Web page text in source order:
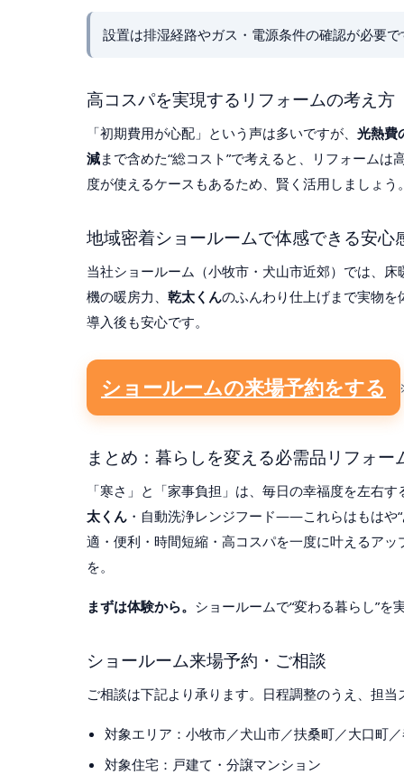
設置は排湿経路やガス・電源条件の確認が必要
高コスパを実現するリフォームの考え方
「初期費用が心配」という声は多いですが、 光熱費
減まで含めた“総コスト”で考えると、リフォーム
度が使えるケースもあるため、賢く活用しましょう
地域密着ショールームで体感できる安心
当社ショールーム（小牧市・犬山市近郊）では、床
機の暖房力、 乾太くんのふんわり仕上げまで実物
導入後も安心です。
ショールームの来場予約をする
まとめ：暮らしを変える必需品リフォー
「寒さ」と「家事負担」は、毎日の幸福度を左右
太くん ・自動洗浄レンジフード——これらはもはや
適・便利・時間短縮・高コスパを一度に叶えるア
を。
まずは体験から。 ショールームで“変わる暮らし”を
ショールーム来場予約・ご相談
ご相談は下記より承ります。日程調整のうえ、担
対象エリア：小牧市／犬山市／扶桑町／大口町
対象住宅：戸建て・分譲マンション